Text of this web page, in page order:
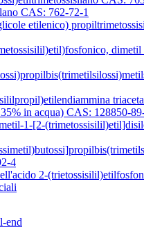
CAS: 762-72-1
etilenico)
dimetil
in acqua) CAS: 128850-
1-[2-
4
2-
end